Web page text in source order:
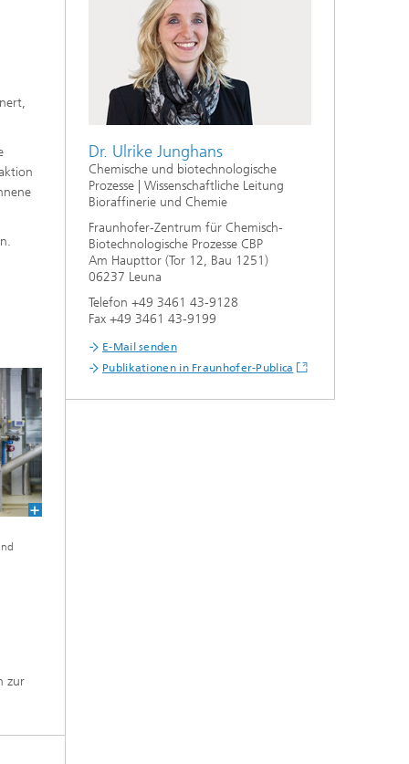
zur
Dr. Ulrike Junghans
Chemische und biotechnologische
Prozesse | Wissenschaftliche Leitung
Bioraffinerie und Chemie
Fraunhofer-Zentrum für Chemisch-
Biotechnologische Prozesse CBP
Am Haupttor (Tor 12, Bau 1251)
06237 Leuna
Telefon +49 3461 43-9128
Fax +49 3461 43-9199
E-Mail senden
Publikationen in Fraunhofer-Publica